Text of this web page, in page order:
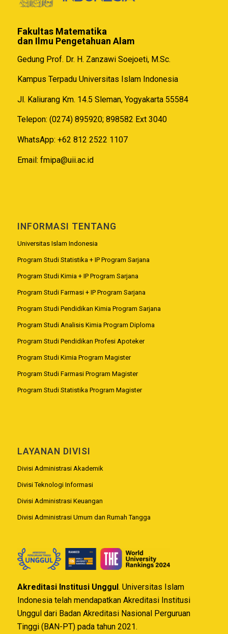
Fakultas Matematika
dan Ilmu Pengetahuan Alam
Gedung Prof. Dr. H. Zanzawi Soejoeti, M.Sc.
Kampus Terpadu Universitas Islam Indonesia
Jl. Kaliurang Km. 14.5 Sleman, Yogyakarta 55584
Telepon: (0274) 895920; 898582 Ext 3040
WhatsApp: +62 812 2522 1107
Email: fmipa@uii.ac.id
INFORMASI TENTANG
Universitas Islam Indonesia
Program Studi Statistika + IP Program Sarjana
Program Studi Kimia + IP Program Sarjana
Program Studi Farmasi + IP Program Sarjana
Program Studi Pendidikan Kimia Program Sarjana
Program Studi Analisis Kimia Program Diploma
Program Studi Pendidikan Profesi Apoteker
Program Studi Kimia Program Magister
Program Studi Farmasi Program Magister
Program Studi Statistika Program Magister
LAYANAN DIVISI
Divisi Administrasi Akademik
Divisi Teknologi Informasi
Divisi Administrasi Keuangan
Divisi Administrasi Umum dan Rumah Tangga
Akreditasi Institusi Unggul . Universitas Islam
Indonesia telah mendapatkan Akreditasi Institusi
Unggul dari Badan Akreditasi Nasional Perguruan
Tinggi (BAN-PT) pada tahun 2021.